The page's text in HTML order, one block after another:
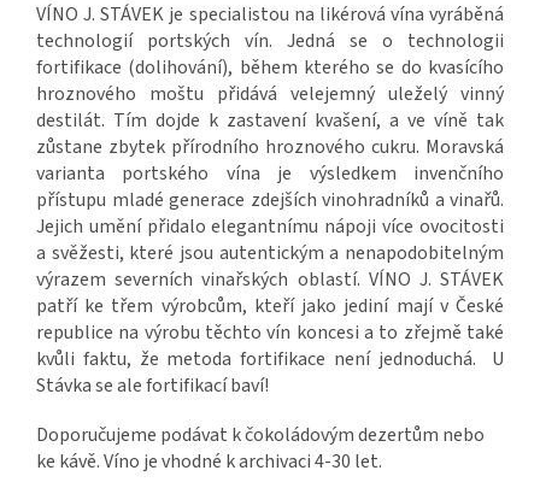
VÍNO J. STÁVEK je specialistou na likérová vína vyráběná
technologií portských vín. Jedná se o technologii
fortifikace (dolihování), během kterého se do kvasícího
hroznového moštu přidává velejemný uleželý vinný
destilát. Tím dojde k zastavení kvašení, a ve víně tak
zůstane zbytek přírodního hroznového cukru. Moravská
varianta portského vína je výsledkem invenčního
přístupu mladé generace zdejších vinohradníků a vinařů.
Jejich umění přidalo elegantnímu nápoji více ovocitosti
a svěžesti, které jsou autentickým a nenapodobitelným
výrazem severních vinařských oblastí. VÍNO J. STÁVEK
patří ke třem výrobcům, kteří jako jediní mají v České
republice na výrobu těchto vín koncesi a to zřejmě také
kvůli faktu, že metoda fortifikace není jednoduchá. U
Stávka se ale fortifikací baví!
Doporučujeme podávat k čokoládovým dezertům nebo
ke kávě. Víno je vhodné k archivaci 4-30 let.